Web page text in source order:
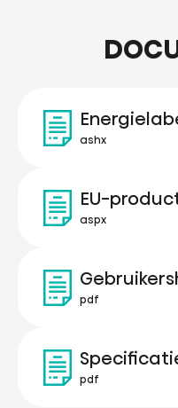
ashx
EU-
aspx
pdf
pdf